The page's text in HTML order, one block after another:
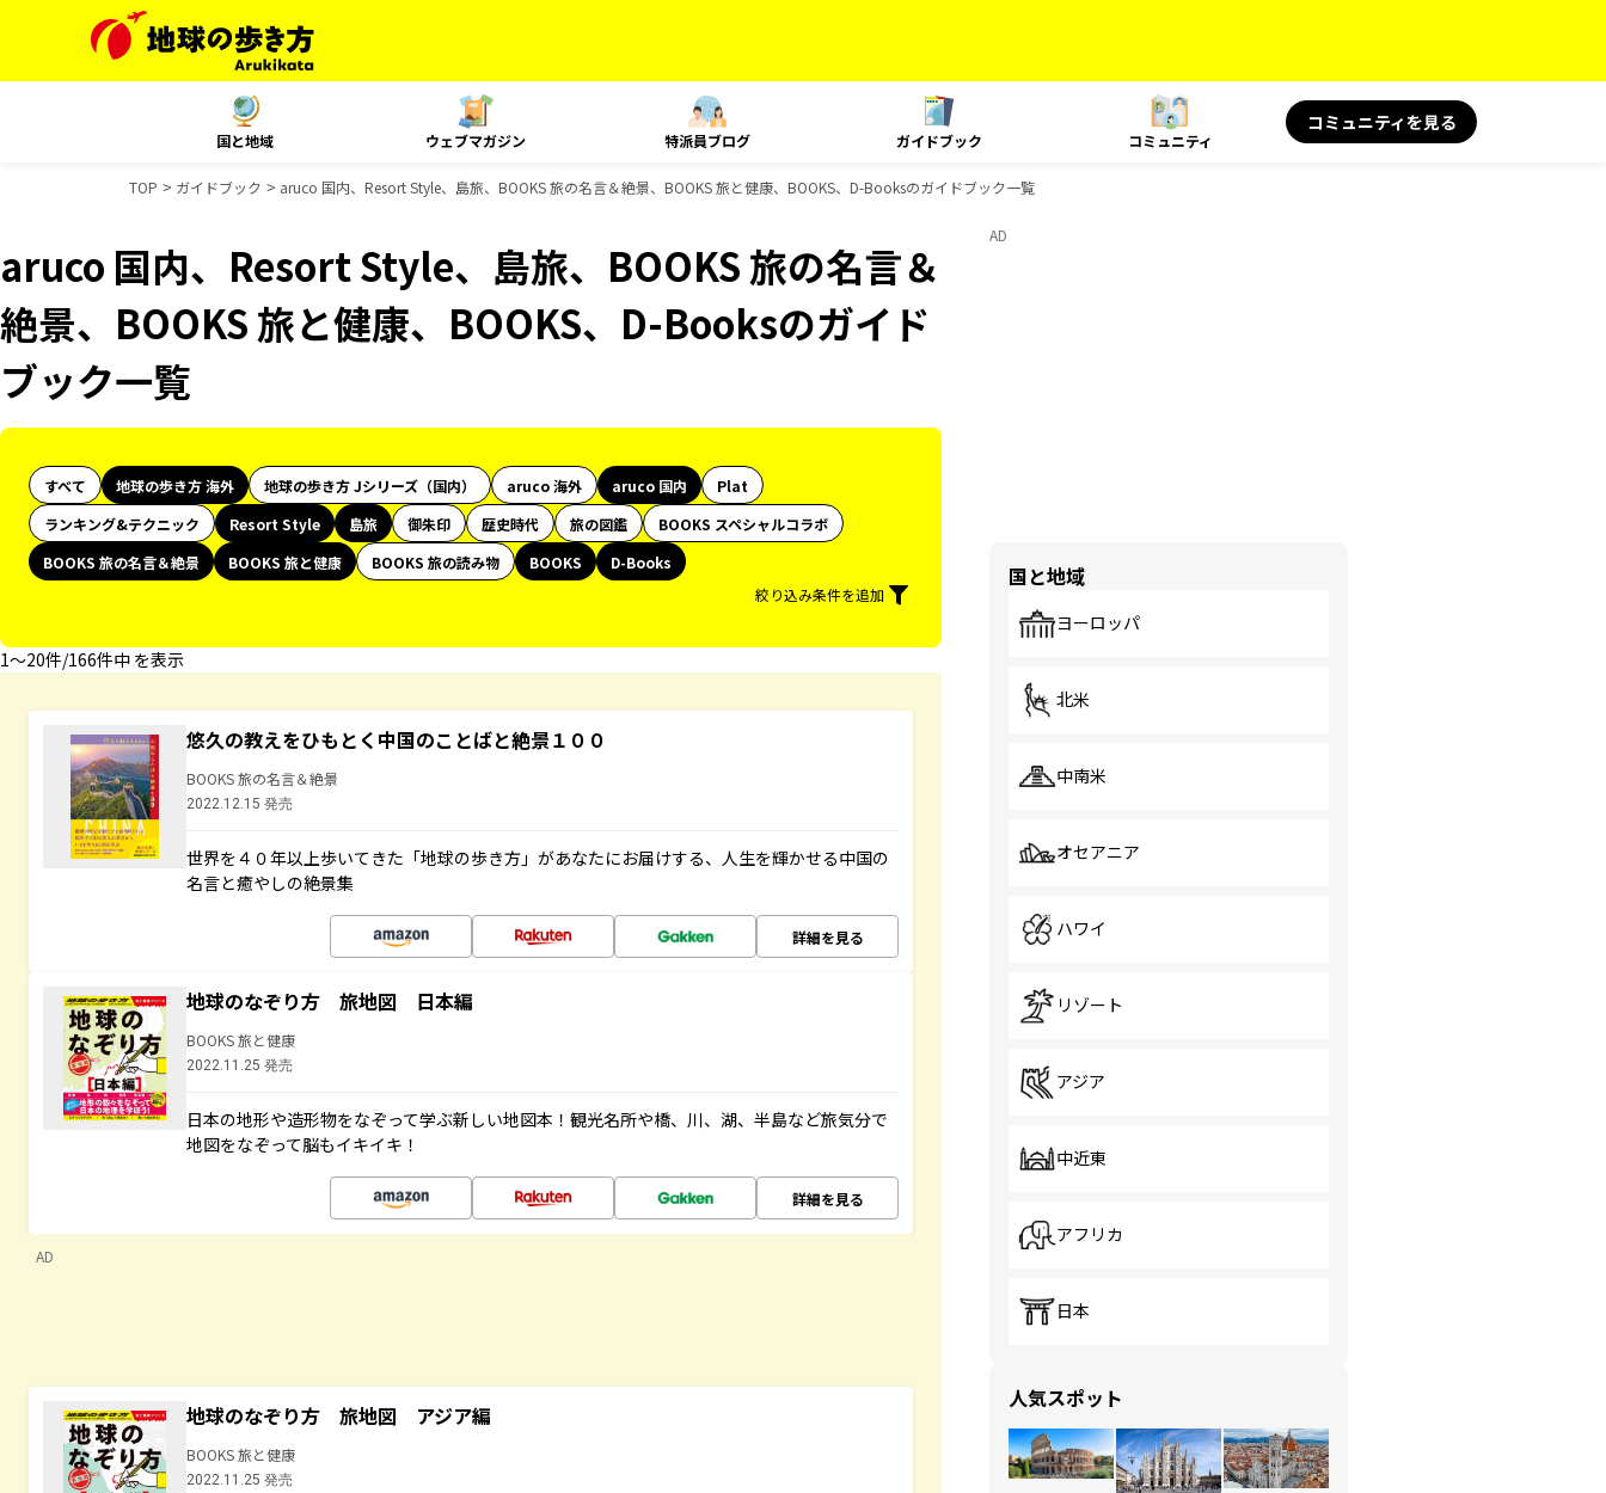
国と地域 ウェブマガジン 特派員ブログ ガイドブック コミュニティ
コミュニティを見る
TOP ガイドブック aruco 国内、Resort Style、島旅、BOOKS 旅の名言＆絶景、BOOKS 旅と健康、BOOKS、D-Booksのガイドブック一覧
aruco 国内、Resort Style、島旅、BOOKS 旅の名言＆
絶景、BOOKS 旅と健康、BOOKS、D-Booksのガイド
ブック一覧
すべて 地球の歩き方 海外 地球の歩き方 Jシリーズ（国内） aruco 海外 aruco 国内
Plat
ランキング&テクニック
Resort Style 島旅 御朱印 歴史時代 旅の図鑑
BOOKS スペシャルコラボ
BOOKS 旅の名言＆絶景
BOOKS 旅と健康 BOOKS 旅の読み物 BOOKS
D-Books
絞り込み条件を追加
1〜20件/166件中 を表示
悠久の教えをひもとく中国のことばと絶景１００
BOOKS 旅の名言＆絶景
2022.12.15 発売
世界を４０年以上歩いてきた「地球の歩き方」があなたにお届けする、人生を輝かせる中国の
名言と癒やしの絶景集
詳細を見る
地球のなぞり方 旅地図 日本編
BOOKS 旅と健康
2022.11.25 発売
日本の地形や造形物をなぞって学ぶ新しい地図本！観光名所や橋、川、湖、半島など旅気分で
地図をなぞって脳もイキイキ！
詳細を見る
AD
地球のなぞり方 旅地図 アジア編
BOOKS 旅と健康
2022.11.25 発売
AD
国と地域
ヨーロッパ
北米
中南米
オセアニア
ハワイ
リゾート
アジア
中近東
アフリカ
日本
人気スポット